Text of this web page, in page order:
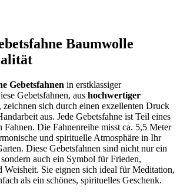
Baumwolle
Gebetsfahnen in erstklassiger
Gebetsfahnen, aus hochwertiger
zeichnen sich durch einen exzellenten Druck
aus. Jede Gebetsfahne ist Teil eines
Fahnen. Die Fahnenreihe misst ca. 5,5 Meter
und spirituelle Atmosphäre in Ihr
Diese Gebetsfahnen sind nicht nur ein
auch ein Symbol für Frieden,
Sie eignen sich ideal für Meditation,
als ein schönes, spirituelles Geschenk.